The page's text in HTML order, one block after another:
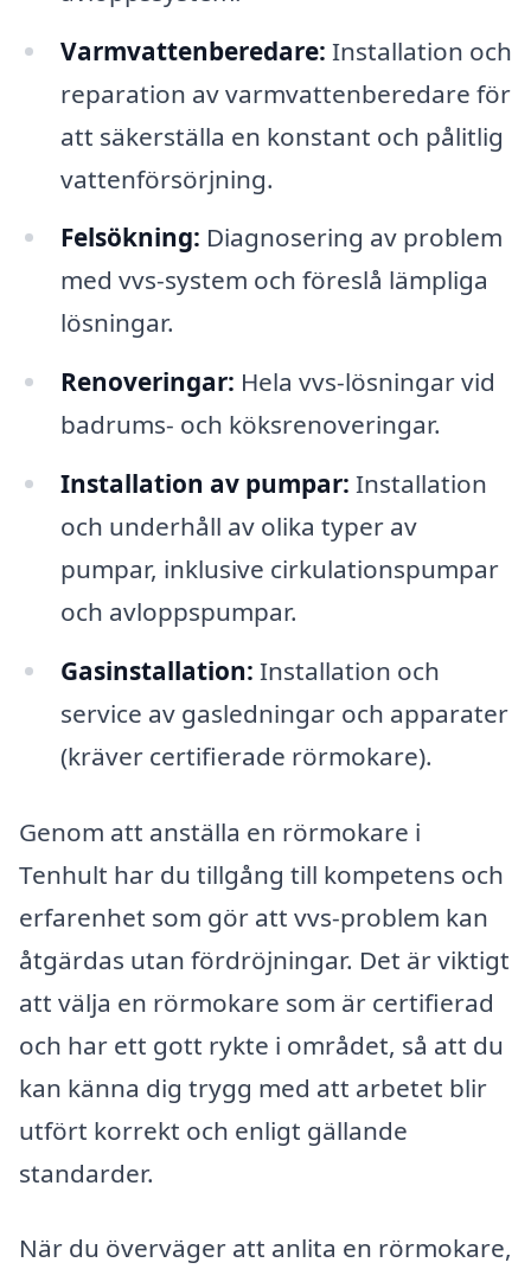
Varmvattenberedare: Installation och
reparation av varmvattenberedare för
att säkerställa en konstant och pålitlig
vattenförsörjning.
Felsökning: Diagnosering av problem
med vvs-system och föreslå lämpliga
lösningar.
Renoveringar: Hela vvs-lösningar vid
badrums- och köksrenoveringar.
Installation av pumpar: Installation
och underhåll av olika typer av
pumpar, inklusive cirkulationspumpar
och avloppspumpar.
Gasinstallation: Installation och
service av gasledningar och apparater
(kräver certifierade rörmokare).
Genom att anställa en rörmokare i
Tenhult har du tillgång till kompetens och
erfarenhet som gör att vvs-problem kan
åtgärdas utan fördröjningar. Det är viktigt
att välja en rörmokare som är certifierad
och har ett gott rykte i området, så att du
kan känna dig trygg med att arbetet blir
utfört korrekt och enligt gällande
standarder.
När du överväger att anlita en rörmokare,